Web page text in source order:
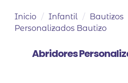
Inicio / Infantil / Bautizos
Personalizados Bautizo
Abridores